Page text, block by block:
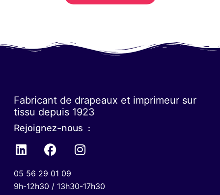
Fabricant de drapeaux et imprimeur sur
tissu depuis 1923
Rejoignez-nous :
05 56 29 01 09
9h-12h30 / 13h30-17h30